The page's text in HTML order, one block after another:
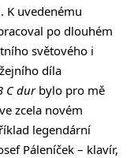
K uvedenému
po dlouhém
světového i
díla
C durbylo pro mě
zcela novém
legendární
Páleníček – klavír,